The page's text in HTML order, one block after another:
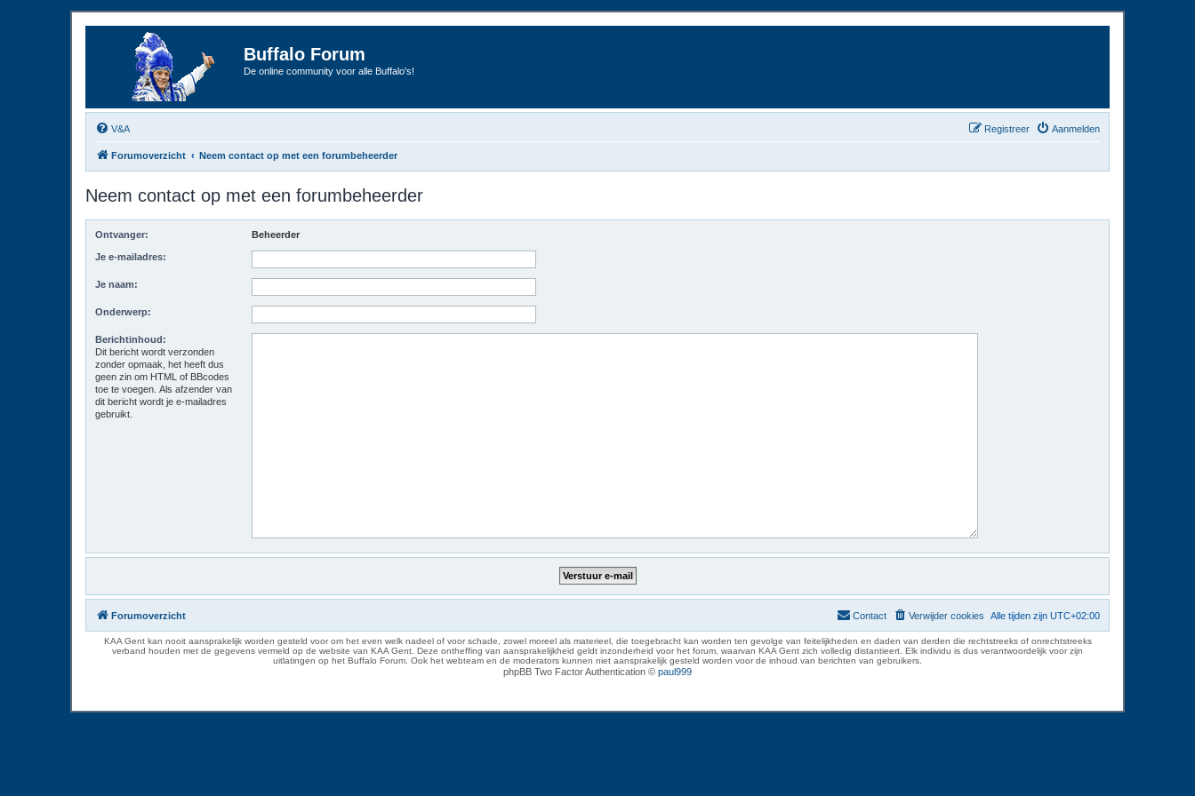
Buffalo Forum
De online community voor alle Buffalo's!
V&A Aanmelden
Registreer
Forumoverzicht Neem contact op met een forumbeheerder
Neem contact op met een forumbeheerder
Ontvanger: Beheerder
Je e-mailadres:
Je naam:
Onderwerp:
Berichtinhoud:
Dit bericht wordt verzonden
zonder opmaak, het heeft dus
geen zin om HTML of BBcodes
toe te voegen. Als afzender van
dit bericht wordt je e-mailadres
gebruikt.
Forumoverzicht Alle tijden zijn UTC+02:00
Verwijder cookies
Contact
KAA Gent kan nooit aansprakelijk worden gesteld voor om het even welk nadeel of voor schade, zowel moreel als materieel, die toegebracht kan worden ten gevolge van feitelijkheden en daden van derden die rechtstreeks of onrechtstreeks
verband houden met de gegevens vermeld op de website van KAA Gent. Deze ontheffing van aansprakelijkheid geldt inzonderheid voor het forum, waarvan KAA Gent zich volledig distantieert. Elk individu is dus verantwoordelijk voor zijn
uitlatingen op het Buffalo Forum. Ook het webteam en de moderators kunnen niet aansprakelijk gesteld worden voor de inhoud van berichten van gebruikers.
phpBB Two Factor Authentication © paul999